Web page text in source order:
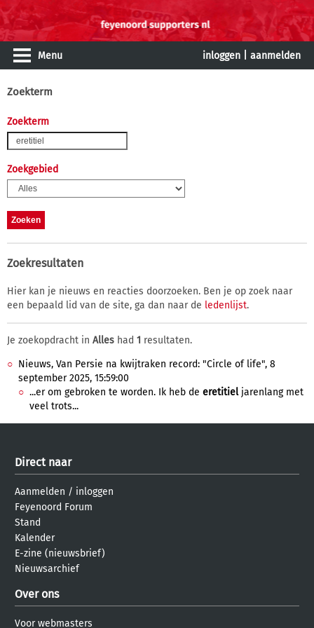
Menu inloggen aanmelden
Zoekterm
Zoekterm
Zoekgebied
Zoekresultaten
Hier kan je nieuws en reacties doorzoeken. Ben je op zoek naar
een bepaald lid van de site, ga dan naar de ledenlijst.
Je zoekopdracht in Alles had 1 resultaten.
Nieuws, Van Persie na kwijtraken record: "Circle of life", 8
september 2025, 15:59:00
...er om gebroken te worden. Ik heb de eretitieljarenlang met
veel trots...
Direct naar
Aanmelden / inloggen
Feyenoord Forum
Stand
Kalender
E-zine (nieuwsbrief)
Nieuwsarchief
Over ons
Voor webmasters